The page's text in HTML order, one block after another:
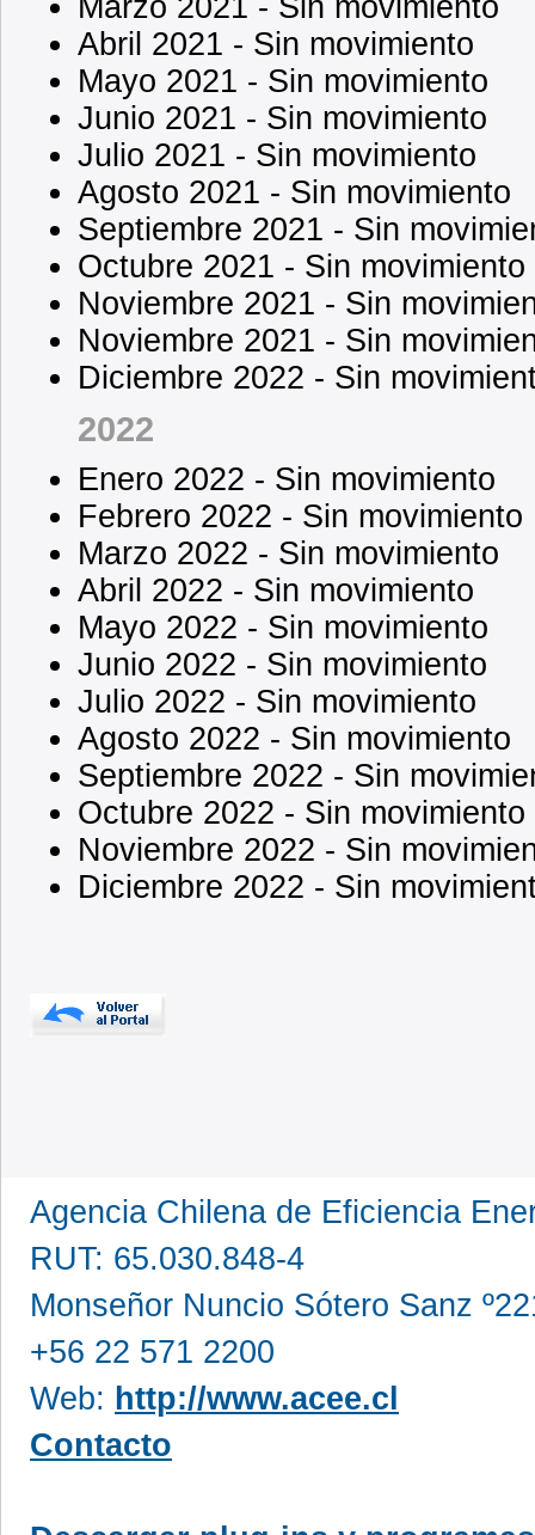
Marzo 2021 - Sin movimiento
Abril 2021 - Sin movimiento
Mayo 2021 - Sin movimiento
Junio 2021 - Sin movimiento
Julio 2021 - Sin movimiento
Agosto 2021 - Sin movimiento
Septiembre 2021 - Sin
Octubre 2021 - Sin movimiento
Noviembre 2021 - Sin
Noviembre 2021 - Sin
Diciembre 2022 - Sin
2022
Enero 2022 - Sin movimiento
Febrero 2022 - Sin movimiento
Marzo 2022 - Sin movimiento
Abril 2022 - Sin movimiento
Mayo 2022 - Sin movimiento
Junio 2022 - Sin movimiento
Julio 2022 - Sin movimiento
Agosto 2022 - Sin movimiento
Septiembre 2022 - Sin
Octubre 2022 - Sin movimiento
Noviembre 2022 - Sin
Diciembre 2022 - Sin
Agencia Chilena de Eficiencia
RUT: 65.030.848-4
Monseñor Nuncio Sótero Sanz
+56 22 571 2200
Web: http://www.acee.cl
Contacto